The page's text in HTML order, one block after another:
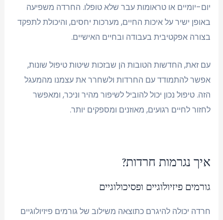
יום-יומיים או טראומות עבר שלא טופלו. החרדה משפיעה
באופן ישיר על איכות החיים, מערכות יחסים, והיכולת לתפקד
בצורה אפקטיבית בעבודה ובחיים האישיים.
עם זאת, החדשות הטובות הן שבזכות שיטות טיפול שונות,
אפשר להתמודד עם החרדות ולשחרר את עצמנו מהמעגל
הזה. טיפול נכון יכול להוביל לשיפור מהיר וניכר, ומאפשר
לחזור לחיים רגועים, מאוזנים ומספקים יותר.
איך נגרמות חרדות?
גורמים פיזיולוגיים ופסיכולוגיים
חרדה יכולה להיגרם כתוצאה משילוב של גורמים פיזיולוגיים